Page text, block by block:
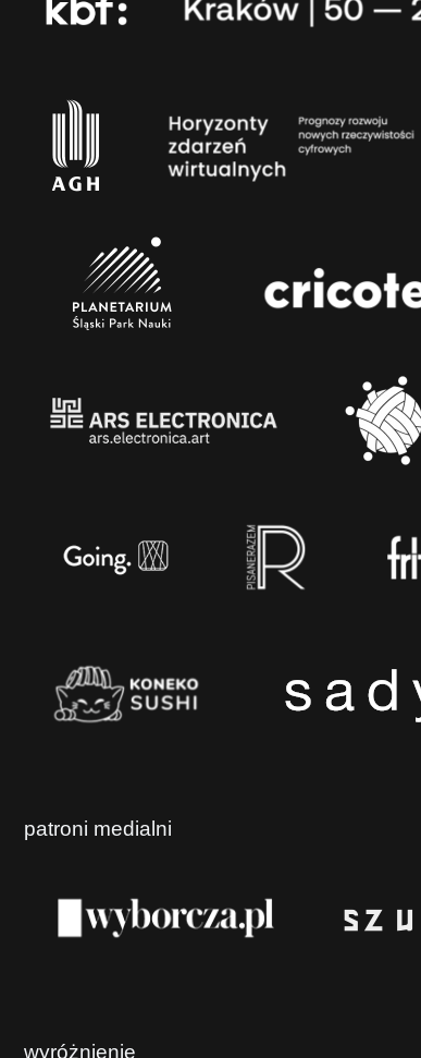
patroni medialni
wyróżnienie